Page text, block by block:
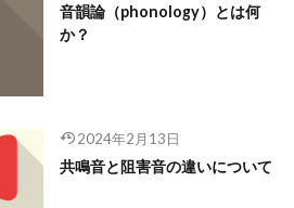
音韻論（phonology）とは何
か？
2024年2月13日
共鳴音と阻害音の違いについて